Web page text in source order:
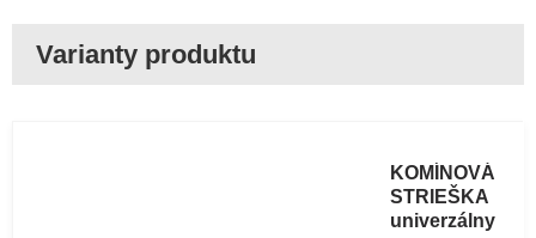
KOMÍNOVÁ
STRIEŠKA
univerzálny